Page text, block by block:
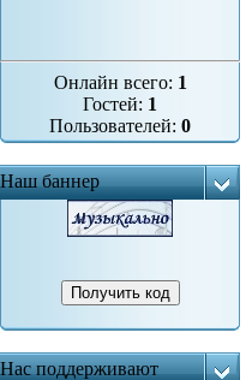
Онлайн всего: 1
Гостей: 1
Пользователей: 0
Наш баннер
Нас поддерживают